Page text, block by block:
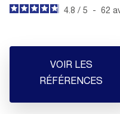
4.8 / 5 - 62
VOIR LES
RÉFÉRENCES